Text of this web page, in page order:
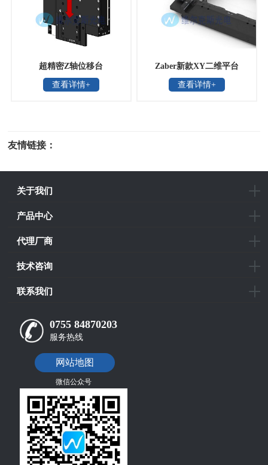
超精密Z轴位移台
查看详情+
Zaber新款XY二维平台
查看详情+
友情链接：
关于我们
产品中心
代理厂商
技术咨询
联系我们
0755 84870203
服务热线
网站地图
微信公众号